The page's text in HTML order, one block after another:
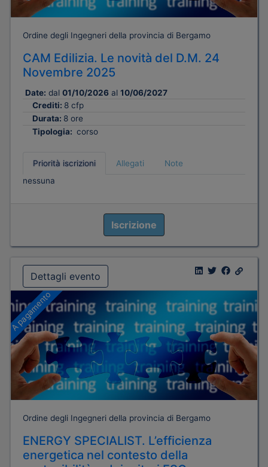
Ordine degli Ingegneri della provincia di Bergamo
CAM Edilizia. Le novità del D.M. 24
Novembre 2025
Date: dal 01/10/2026 al 10/06/2027
Crediti: 8 cfp
Durata: 8 ore
Tipologia: corso
Priorità iscrizioni Allegati
Note
nessuna
Iscrizione
Dettagli evento
A pagamento
Ordine degli Ingegneri della provincia di Bergamo
ENERGY SPECIALIST. L’efficienza
energetica nel contesto della